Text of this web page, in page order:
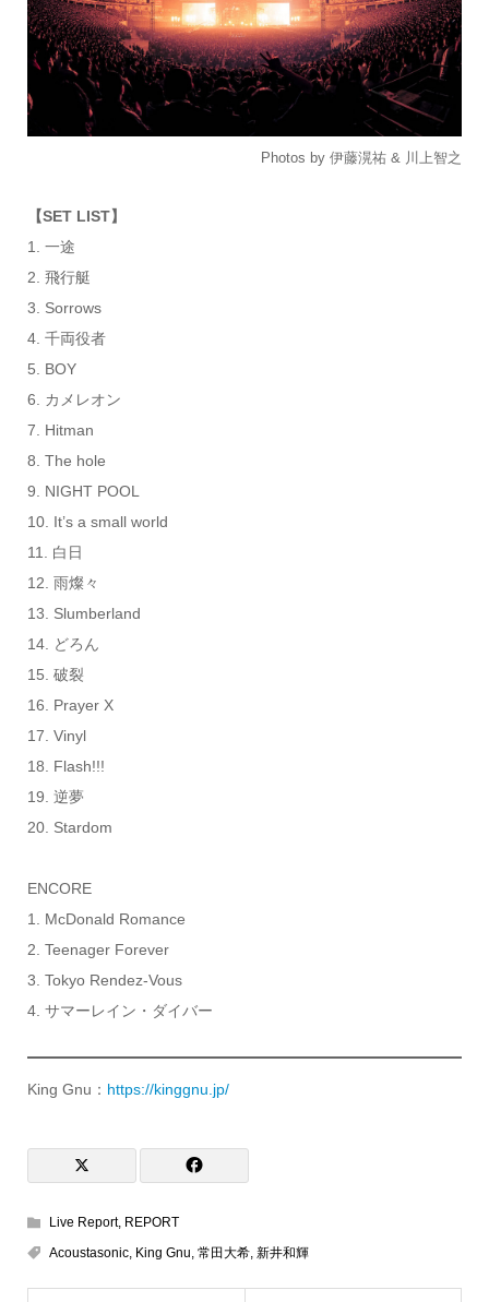
Photos by 伊藤滉祐 & 川上智之
【SET LIST】
1. 一途
2. 飛行艇
3. Sorrows
4. 千両役者
5. BOY
6. カメレオン
7. Hitman
8. The hole
9. NIGHT POOL
10. It’s a small world
11. 白日
12. 雨燦々
13. Slumberland
14. どろん
15. 破裂
16. Prayer X
17. Vinyl
18. Flash!!!
19. 逆夢
20. Stardom
ENCORE
1. McDonald Romance
2. Teenager Forever
3. Tokyo Rendez-Vous
4. サマーレイン・ダイバー
King Gnu： https://kinggnu.jp/
Live Report, REPORT
Acoustasonic, King Gnu, 常田大希, 新井和輝